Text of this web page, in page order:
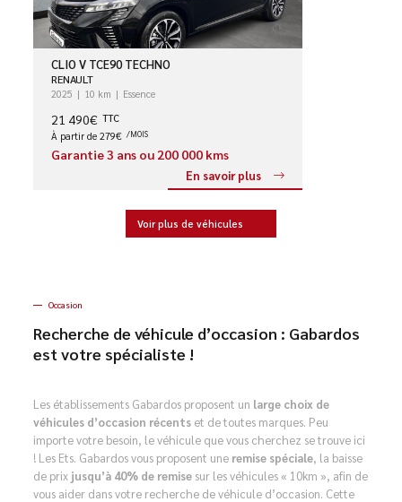
CLIO V TCE90 TECHNO
RENAULT
2025 10 km Essence
21 490€ TTC
À partir de 279€ /MOIS
Garantie 3 ans ou 200 000 kms
En savoir plus
Voir plus de véhicules
Occasion
Recherche de véhicule d’occasion : Gabardos
est votre spécialiste !
Les établissements Gabardos proposent un large choix de
véhicules d’occasion récents et de toutes marques. Peu
importe votre besoin, le véhicule que vous cherchez se trouve ici
! Les Ets. Gabardos vous proposent une remise spéciale, la baisse
de prix jusqu’à 40% de remise sur les véhicules « 10km », afin de
vous aider dans votre recherche de véhicule d’occasion. Cette